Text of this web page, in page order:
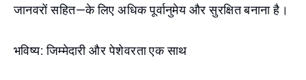
जानवरों सहित—के लिए अधिक पूर्वानुमेय और सुरक्षित बनाना है।
भविष्य: जिम्मेदारी और पेशेवरता एक साथ